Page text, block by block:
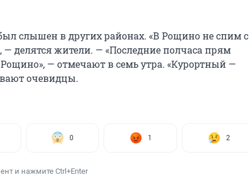
слышен в других районах. «В Рощино не спим с
— делятся жители. — «Последние полчаса прям
— отмечают в семь утра. «Курортный —
очевидцы.
0 1 2
и нажмите Ctrl+Enter